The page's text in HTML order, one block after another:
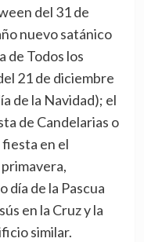
del 31 de
nuevo satánico
de Todos los
21 de diciembre
de la Navidad); el
de Candelarias o
en el
día de la Pascua
en la Cruz y la
similar.